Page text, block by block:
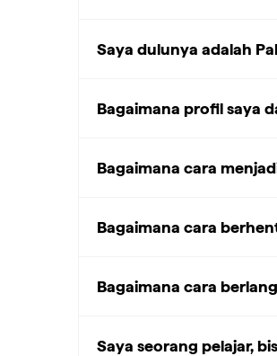
Saya dulunya adalah
Bagaimana profil saya
Bagaimana cara
Bagaimana cara
Bagaimana cara
Saya seorang pelajar,